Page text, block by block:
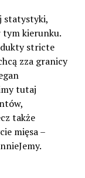
statystyki,
tym kierunku.
stricte
zza granicy
tutaj
także
mięsa –